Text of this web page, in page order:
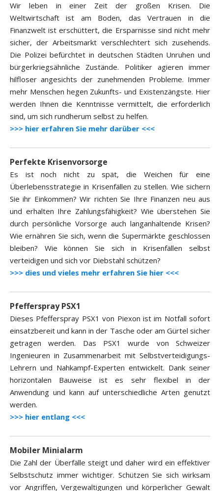
Wir leben in einer Zeit der großen Krisen. Die
Weltwirtschaft ist am Boden, das Vertrauen in die
Finanzwelt ist erschüttert, die Ersparnisse sind nicht mehr
sicher, der Arbeitsmarkt verschlechtert sich zusehends.
Die Polizei befürchtet in deutschen Städten Unruhen und
bürgerkriegsähnliche Zustände. Politiker agieren immer
hilfloser angesichts der zunehmenden Probleme. Immer
mehr Menschen hegen Zukunfts- und Existenzängste. Hier
werden Ihnen die Kenntnisse vermittelt, die erforderlich
sind, um sich rundherum selbst zu helfen.
>>> hier erfahren Sie mehr darüber <<<
Perfekte Krisenvorsorge
Es ist noch nicht zu spät, die Weichen für eine
Überlebensstrategie in Krisenfällen zu stellen. Wie sichern
Sie ihr Einkommen? Wir richten Sie Ihre Finanzen neu aus
und erhalten Ihre Zahlungsfähigkeit? Wie überstehen Sie
durch persönliche Vorsorge auch langanhaltende Krisen?
Wie ernähren Sie sich, wenn die Supermärkte geschlossen
bleiben? Wie können Sie sich in Krisenfällen selbst
verteidigen und sich vor Diebstahl schützen?
>>> dies und vieles mehr erfahren Sie hier <<<
Pfefferspray PSX1
Dieses Pfefferspray PSX1 von Piexon ist im Notfall sofort
einsatzbereit und kann in der Tasche oder am Gürtel sicher
getragen werden. Das PSX1 wurde von Schweizer
Ingenieuren in Zusammenarbeit mit Selbstverteidigungs-
Lehrern und Nahkampf-Experten entwickelt. Dank seiner
horizontalen Bauweise ist es sehr flexibel in der
Anwendung und kann auf unterschiedliche Arten genutzt
werden.
>>> hier entlang <<<
Mobiler Minialarm
Die Zahl der Überfälle steigt und daher wird ein effektiver
Selbstschutz immer wichtiger. Schützen Sie sich wirksam
vor Angriffen, Vergewaltigungen und körperlicher Gewalt